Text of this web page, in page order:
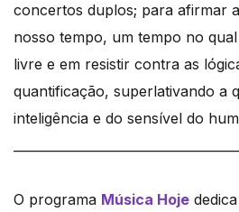
concertos duplos; para afirmar
nosso tempo, um tempo no
livre e em resistir contra as
quantificação, superlativando a
inteligência e do sensível do
O programa Música Hoje